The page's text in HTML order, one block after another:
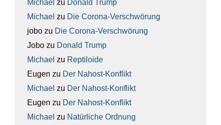
Michael zu Donald Trump
Michael zu Die Coro­na-Ver­schwö­rung
jobo zu Die Coro­na-Ver­schwö­rung
Jobo zu Donald Trump
Michael zu Rep­ti­lo­ide
Eugen zu Der Nah­ost-Kon­flikt
Michael zu Der Nah­ost-Kon­flikt
Eugen zu Der Nah­ost-Kon­flikt
Michael zu Natür­li­che Ord­nung